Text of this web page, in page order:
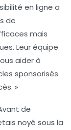
en ligne a
de
mais
Leur équipe
aider à
sponsorisés
»
de
noyé sous la